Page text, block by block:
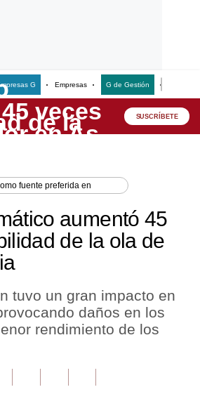
G Empresas G de Gestión
SUSCRÍBETE
fuente preferida en
aumentó 45
de la ola de
tuvo un gran impacto en
daños en los
rendimiento de los